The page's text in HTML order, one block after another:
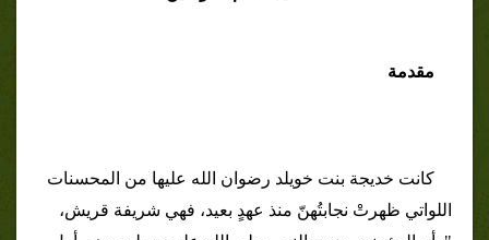
مقدمة
كانت خديجة بنت خويلد رضوان الله عليها من المحسنات
اللواتي ظهرتْ نجابتُهنّ منذ عهدٍ بعيد، فهي شريفة قريش،